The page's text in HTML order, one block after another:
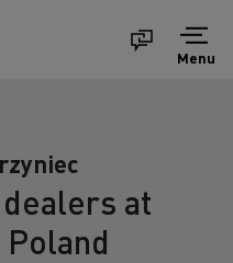
Menu
at